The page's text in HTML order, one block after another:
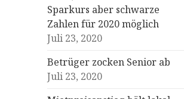
Sparkurs aber schwarze
Zahlen für 2020 möglich
Juli 23, 2020
Betrüger zocken Senior ab
Juli 23, 2020